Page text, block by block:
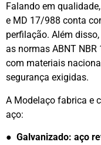
Falando em
e MD 17/988 conta
perfilação. Além
as normas ABNT
com materiais
segurança exigidas.
A Modelaço fabrica e
aço:
● Galvanizado: aço